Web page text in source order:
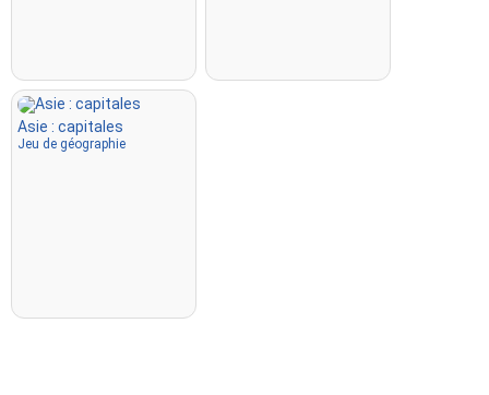
Asie : capitales
Jeu de géographie